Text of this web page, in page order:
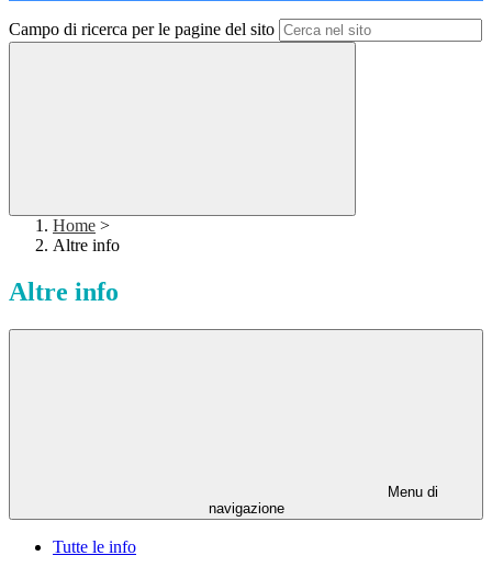
Campo di ricerca per le pagine del sito
Home >
Altre info
Altre info
Menu di
navigazione
Tutte le info